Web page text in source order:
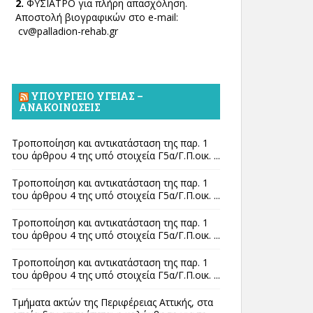
2. ΦΥΣΙΑΤΡΟ για πλήρη απασχόληση.
Αποστολή βιογραφικών στο e-mail:
cv@palladion-rehab.gr
ΥΠΟΥΡΓΕΊΟ ΥΓΕΊΑΣ –
ΑΝΑΚΟΙΝΏΣΕΙΣ
Τροποποίηση και αντικατάσταση της παρ. 1
του άρθρου 4 της υπό στοιχεία Γ5α/Γ.Π.οικ. ...
Τροποποίηση και αντικατάσταση της παρ. 1
του άρθρου 4 της υπό στοιχεία Γ5α/Γ.Π.οικ. ...
Τροποποίηση και αντικατάσταση της παρ. 1
του άρθρου 4 της υπό στοιχεία Γ5α/Γ.Π.οικ. ...
Τροποποίηση και αντικατάσταση της παρ. 1
του άρθρου 4 της υπό στοιχεία Γ5α/Γ.Π.οικ. ...
Τμήματα ακτών της Περιφέρειας Αττικής, στα